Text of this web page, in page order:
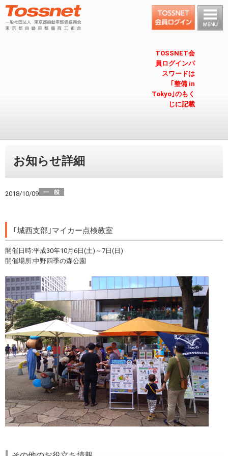
TOSSNET会
員ログインパ
スワードは
｢整備 in
Tokyo｣のもく
じに記載
お知らせ詳細
2018/10/09
｢城西支部｣マイカー点検教室
開催日時:平成30年10月6日(土)～7日(日)
開催場所:中野四季の森公園